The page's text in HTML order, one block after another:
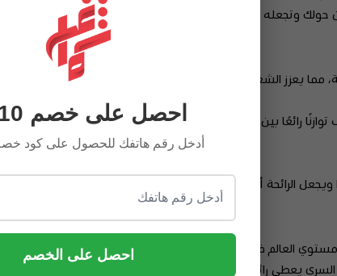
حولك وتجعله عطرك المميز من اول نفحه اطلبه الآن من متجر
يعزز الشعور بالحيوية والانتعاش.والفلفل الوردي الذي يضيف
توازنًا رائعًا بين الانتعاش والدفء ونجيل الهند يعزز من العمق
ويجعل الرائحة أكثر ثباتًا وطويلة الأمد وخشب الأرز ويعطي
العالم في اجود أنواع العطور.
يعطي رائحه مختلفة مميزه لصاحبها فقط .
احصل على خصم 10%!
أدخل رقم هاتفك للحصول على كود
احصل على الخصم